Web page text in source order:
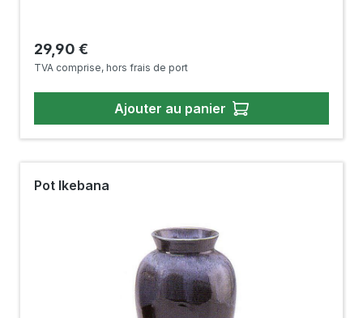
Prix régulier :
29,90 €
TVA comprise, hors frais de port
Ajouter au panier
Pot Ikebana